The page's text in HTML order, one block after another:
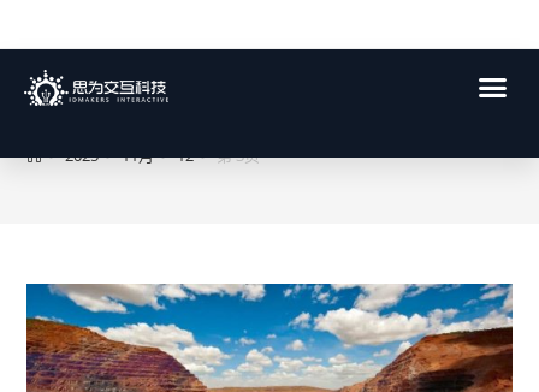
每日存档:2025年 11月 12日
> 2025 > 11月 > 12 > 第 3页